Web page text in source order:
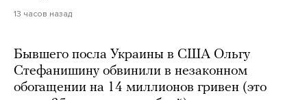
13 часов назад
Бывшего посла Украины в США Ольгу
Стефанишину обвинили в незаконном
обогащении на 14 миллионов гривен (это